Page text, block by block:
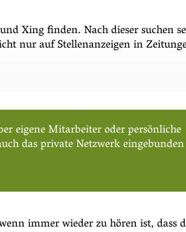
Xing finden. Nach dieser suchen
nur auf Stellenanzeigen in
eigene Mitarbeiter oder persönliche
das private Netzwerk eingebunden
immer wieder zu hören ist, dass